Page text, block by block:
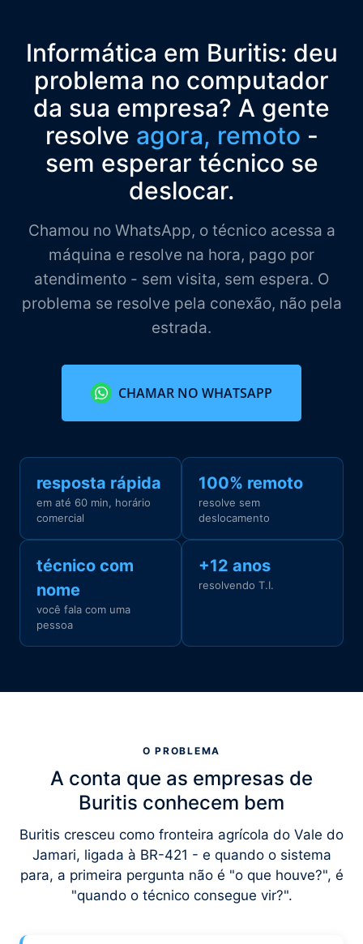
Informática em Buritis: deu
problema no computador
da sua empresa? A gente
resolve agora, remoto -
sem esperar técnico se
deslocar.
Chamou no WhatsApp, o técnico acessa a
máquina e resolve na hora, pago por
atendimento - sem visita, sem espera. O
problema se resolve pela conexão, não pela
estrada.
CHAMAR NO WHATSAPP
resposta rápida
em até 60 min, horário
comercial
100% remoto
resolve sem
deslocamento
técnico com
nome
você fala com uma
pessoa
+12 anos
resolvendo T.I.
O PROBLEMA
A conta que as empresas de
Buritis conhecem bem
Buritis cresceu como fronteira agrícola do Vale do
Jamari, ligada à BR-421 - e quando o sistema
para, a primeira pergunta não é "o que houve?", é
"quando o técnico consegue vir?".